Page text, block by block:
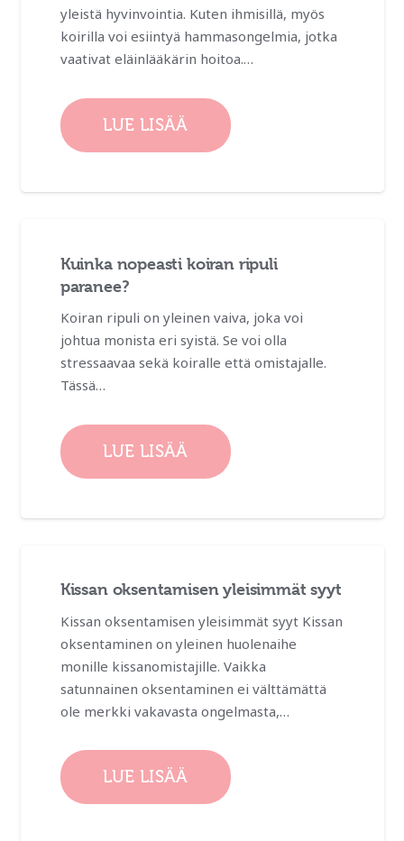
yleistä hyvinvointia. Kuten ihmisillä, myös
koirilla voi esiintyä hammasongelmia, jotka
vaativat eläinlääkärin hoitoa.…
LUE LISÄÄ
Kuinka nopeasti koiran ripuli
paranee?
Koiran ripuli on yleinen vaiva, joka voi
johtua monista eri syistä. Se voi olla
stressaavaa sekä koiralle että omistajalle.
Tässä…
LUE LISÄÄ
Kissan oksentamisen yleisimmät syyt
Kissan oksentamisen yleisimmät syyt Kissan
oksentaminen on yleinen huolenaihe
monille kissanomistajille. Vaikka
satunnainen oksentaminen ei välttämättä
ole merkki vakavasta ongelmasta,…
LUE LISÄÄ